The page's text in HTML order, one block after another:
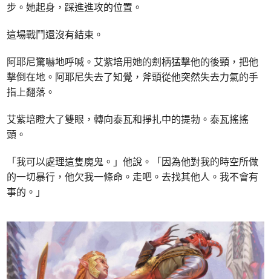
步。她起身，踩進進攻的位置。
這場戰鬥還沒有結束。
阿耶尼驚嚇地呼喊。艾紫培用她的劍柄猛擊他的後頸，把他
擊倒在地。阿耶尼失去了知覺，斧頭從他突然失去力氣的手
指上翻落。
艾紫培瞪大了雙眼，轉向泰瓦和掙扎中的提勃。泰瓦搖搖
頭。
「我可以處理這隻魔鬼。」他說。「因為他對我的時空所做
的一切暴行，他欠我一條命。走吧。去找其他人。我不會有
事的。」